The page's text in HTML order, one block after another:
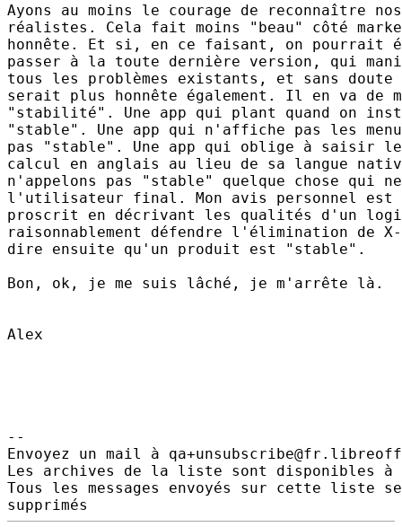
Ayons au moins le courage de reconnaître
réalistes. Cela fait moins "beau" côté
honnête. Et si, en ce faisant, on
passer à la toute dernière version, qui
tous les problèmes existants, et sans
serait plus honnête également. Il en va de
"stabilité". Une app qui plant quand on
"stable". Une app qui n'affiche pas les
pas "stable". Une app qui oblige à saisir
calcul en anglais au lieu de sa langue
n'appelons pas "stable" quelque chose qui
l'utilisateur final. Mon avis personnel est
proscrit en décrivant les qualités d'un
raisonnablement défendre l'élimination de
dire ensuite qu'un produit est "stable".
Bon, ok, je me suis lâché, je m'arrête là.
Alex
--
Envoyez un mail à
Les archives de la liste sont disponibles à
Tous les messages envoyés sur cette liste